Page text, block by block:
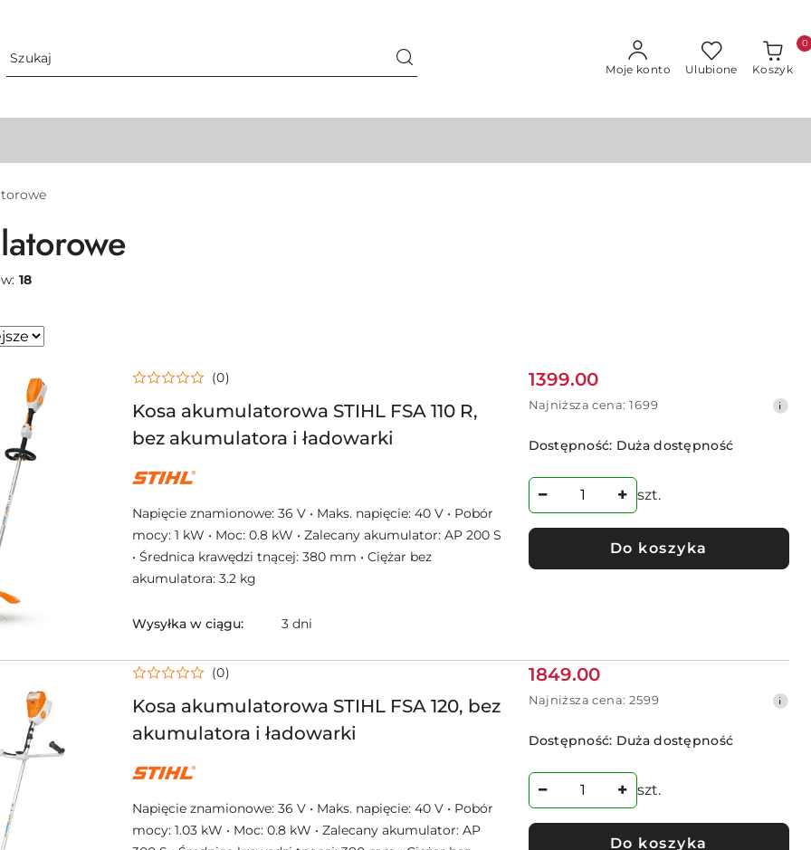
Moje konto Ulubione Koszyk
0
18
Kosa akumulatorowa STIHL FSA 110 R,
bez akumulatora i ładowarki
(0)
NAZWA
PRODUCENTA:
Napięcie znamionowe: 36 V • Maks. napięcie: 40 V • Pobór
mocy: 1 kW • Moc: 0.8 kW • Zalecany akumulator: AP 200 S
• Średnica krawędzi tnącej: 380 mm • Ciężar bez
akumulatora: 3.2 kg
Wysyłka w ciągu: 3 dni
Cena
promocyjna:
1399.00
Najniższa
30
przed
Najniższa cena: 1699
Dostępność: Duża dostępność
szt.
Do koszyka
Kosa akumulatorowa STIHL FSA 120, bez
akumulatora i ładowarki
(0)
NAZWA
PRODUCENTA:
Napięcie znamionowe: 36 V • Maks. napięcie: 40 V • Pobór
mocy: 1.03 kW • Moc: 0.8 kW • Zalecany akumulator: AP
Cena
promocyjna:
1849.00
Najniższa
30
przed
obniżką
Najniższa cena: 2599
Dostępność: Duża dostępność
szt.
Do koszyka